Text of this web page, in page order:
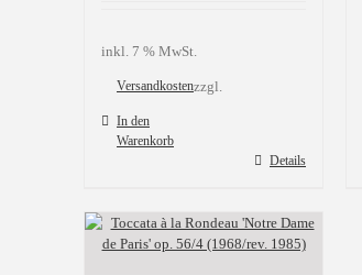
inkl. 7 % MwSt.
zzgl.
Versandkosten
In den
Warenkorb
Details